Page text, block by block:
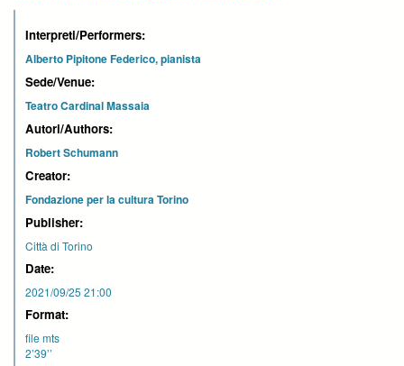
Interpreti/Performers:
Alberto Pipitone Federico, pianista
Sede/Venue:
Teatro Cardinal Massaia
Autori/Authors:
Robert Schumann
Creator:
Fondazione per la cultura Torino
Publisher:
Città di Torino
Date:
2021/09/25 21:00
Format:
file mts
2’39’’